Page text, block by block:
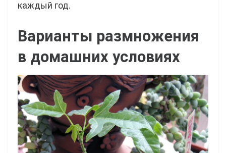
каждый год.
Варианты размножения
в домашних условиях